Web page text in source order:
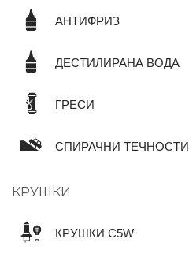
АНТИФРИЗ
ДЕСТИЛИРАНА ВОДА
ГРЕСИ
СПИРАЧНИ ТЕЧНОСТИ
КРУШКИ
КРУШКИ C5W